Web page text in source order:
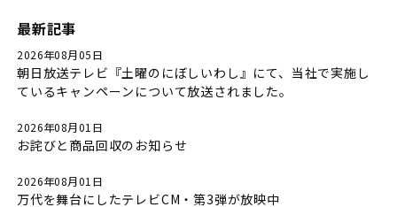
最新記事
2026年08月05日
朝日放送テレビ『土曜のにぼしいわし』にて、当社で実施し
ているキャンペーンについて放送されました。
2026年08月01日
お詫びと商品回収のお知らせ
2026年08月01日
万代を舞台にしたテレビCM・第3弾が放映中